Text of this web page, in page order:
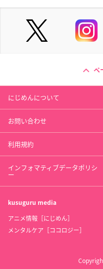
ペ
にじめんについて
お問い合わせ
利用規約
インフォマティブデータポリシ
ー
kusuguru media
アニメ情報［にじめん］
メンタルケア［ココロジー］